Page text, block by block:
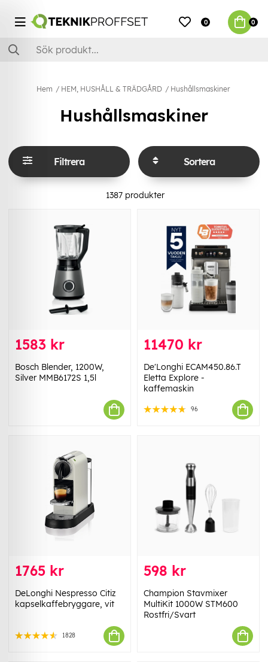
0 0
Hem HEM, HUSHÅLL & TRÄDGÅRD Hushållsmaskiner
Hushållsmaskiner
Filtrera Sortera
1387 produkter
1583 kr
Bosch Blender, 1200W,
Silver MMB6172S 1,5l
11470 kr
De'Longhi ECAM450.86.T
Eletta Explore -
kaffemaskin
96
1765 kr
DeLonghi Nespresso Citiz
kapselkaffebryggare, vit
1828
598 kr
Champion Stavmixer
MultiKit 1000W STM600
Rostfri/Svart